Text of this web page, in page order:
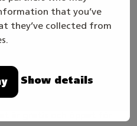
that you’ve
they’ve collected from
Show details
världsmästerskapet
stödbehov.
närmare